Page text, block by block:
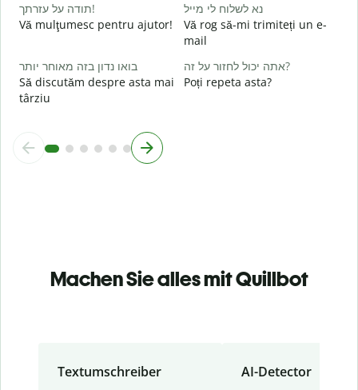
תודה על עזרתך!
Vă mulţumesc pentru ajutor!
נא לשלוח לי מייל
Vă rog să-mi trimiteți un e-
mail
בואו נדון בזה מאוחר יותר
Să discutăm despre asta mai
târziu
אתה יכול לחזור על זה?
Poți repeta asta?
Machen Sie alles mit Quillbot
Textumschreiber AI-Detector